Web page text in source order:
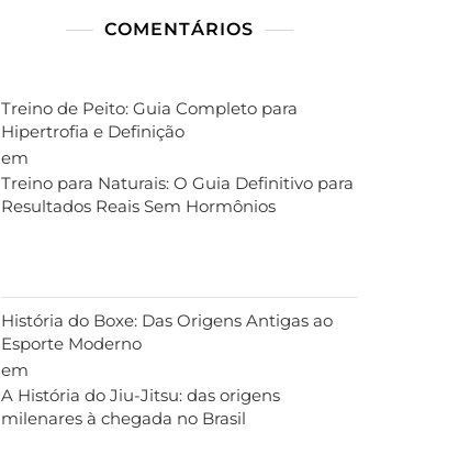
COMENTÁRIOS
Treino de Peito: Guia Completo para
Hipertrofia e Definição
em
Treino para Naturais: O Guia Definitivo para
Resultados Reais Sem Hormônios
História do Boxe: Das Origens Antigas ao
Esporte Moderno
em
A História do Jiu-Jitsu: das origens
milenares à chegada no Brasil